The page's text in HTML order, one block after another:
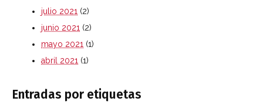
julio 2021 (2)
junio 2021 (2)
mayo 2021 (1)
abril 2021 (1)
Entradas por etiquetas